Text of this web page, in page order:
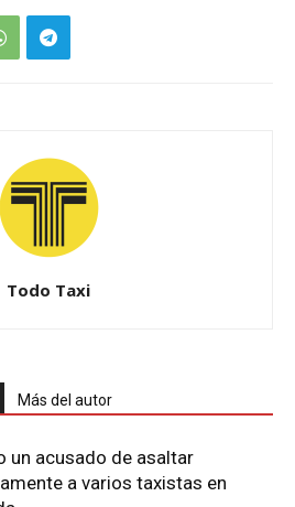
Todo Taxi
Más del autor
un acusado de asaltar
a varios taxistas en